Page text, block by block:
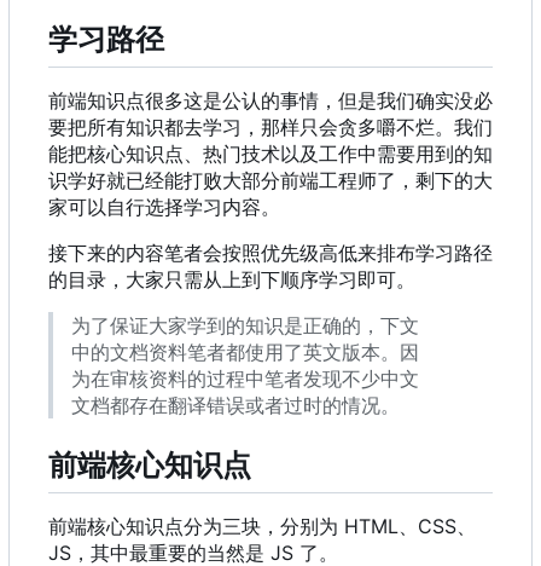
学习路径
前端知识点很多这是公认的事情，但是我们确实没必
要把所有知识都去学习，那样只会贪多嚼不烂。我们
能把核心知识点、热门技术以及工作中需要用到的知
识学好就已经能打败大部分前端工程师了，剩下的大
家可以自行选择学习内容。
接下来的内容笔者会按照优先级高低来排布学习路径
的目录，大家只需从上到下顺序学习即可。
为了保证大家学到的知识是正确的，下文
中的文档资料笔者都使用了英文版本。因
为在审核资料的过程中笔者发现不少中文
文档都存在翻译错误或者过时的情况。
前端核心知识点
前端核心知识点分为三块，分别为 HTML、CSS、
JS ， 其中最重要的当然是 JS 了。